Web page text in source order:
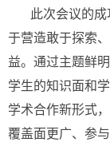
此次会议的
于营造敢于探索
益。通过主题鲜
学生的知识面和
学术合作新形式
覆盖面更广、参